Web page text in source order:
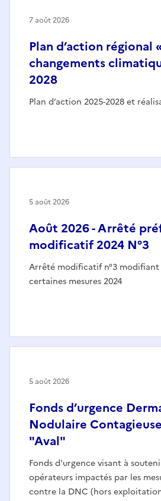
Plan d’action régional
changements
2028
Plan d’action 2025-2028 et
7 août 2026
Août 2026 - Arrêté
modificatif 2024 N°3
Arrêté modificatif n°3 modifiant
certaines mesures 2024
5 août 2026
Fonds d’urgence
Nodulaire
"Aval"
Fonds d'urgence visant à
opérateurs impactés par les
contre la DNC (hors
5 août 2026